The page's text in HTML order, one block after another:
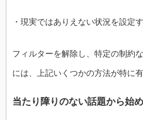
・現実ではありえない状況を設定
フィルターを解除し、特定の制約
には、上記いくつかの方法が特に
当たり障りのない話題から始